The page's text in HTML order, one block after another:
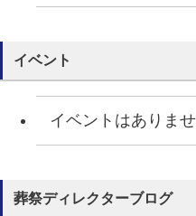
イベント
イベントはありま
葬祭ディレクターブログ